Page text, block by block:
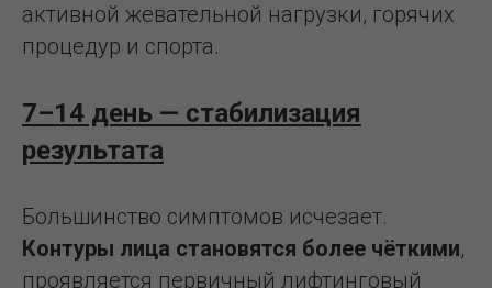
активной жевательной нагрузки, горячих
процедур и спорта.
7–14 день — стабилизация
результата
Большинство симптомов исчезает.
Контуры лица становятся более чёткими,
проявляется первичный лифтинговый